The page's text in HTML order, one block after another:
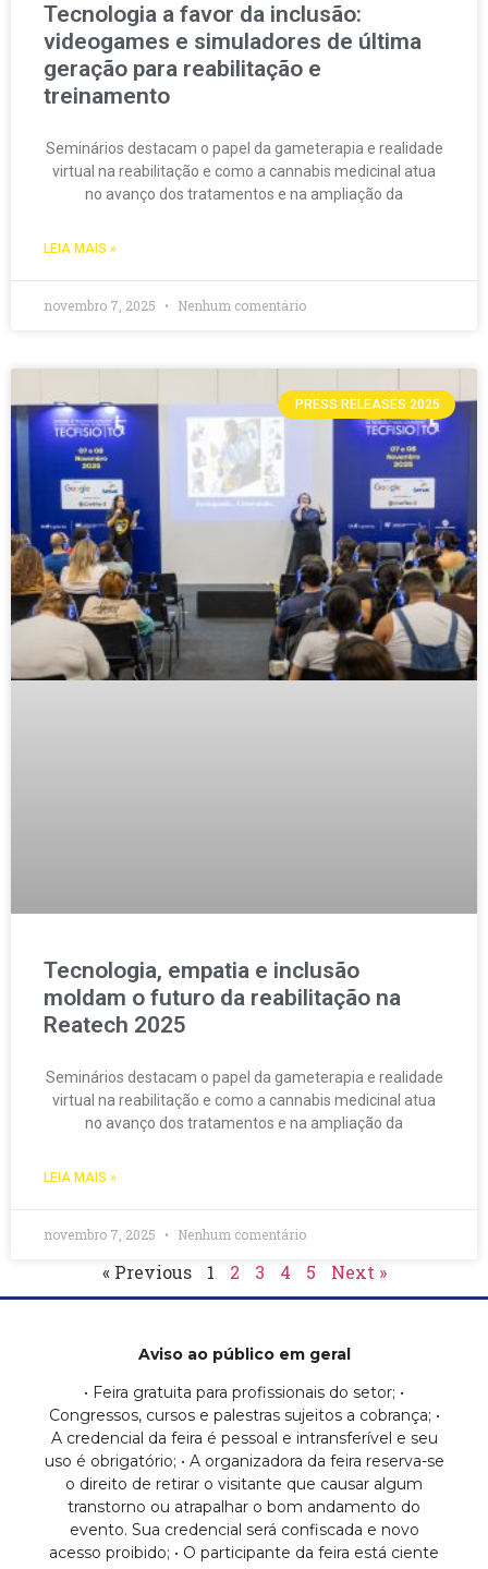
Tecnologia a favor da inclusão:
videogames e simuladores de última
geração para reabilitação e
treinamento
Seminários destacam o papel da gameterapia e realidade
virtual na reabilitação e como a cannabis medicinal atua
no avanço dos tratamentos e na ampliação da
LEIA MAIS »
novembro 7, 2025 Nenhum comentário
PRESS RELEASES 2025
Tecnologia, empatia e inclusão
moldam o futuro da reabilitação na
Reatech 2025
Seminários destacam o papel da gameterapia e realidade
virtual na reabilitação e como a cannabis medicinal atua
no avanço dos tratamentos e na ampliação da
LEIA MAIS »
novembro 7, 2025 Nenhum comentário
« Previous 1 2 3 4 5 Next »
Aviso ao público em geral
• Feira gratuita para profissionais do setor; •
Congressos, cursos e palestras sujeitos a cobrança; •
A credencial da feira é pessoal e intransferível e seu
uso é obrigatório; • A organizadora da feira reserva-se
o direito de retirar o visitante que causar algum
transtorno ou atrapalhar o bom andamento do
evento. Sua credencial será confiscada e novo
acesso proibido; • O participante da feira está ciente